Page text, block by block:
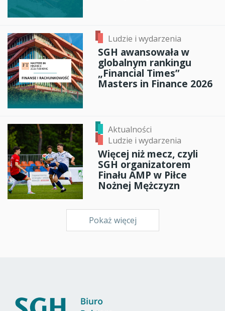
Ludzie i wydarzenia
SGH awansowała w
globalnym rankingu
„Financial Times”
Masters in Finance 2026
Aktualności
Ludzie i wydarzenia
Więcej niż mecz, czyli
SGH organizatorem
Finału AMP w Piłce
Nożnej Mężczyzn
Pokaż więcej